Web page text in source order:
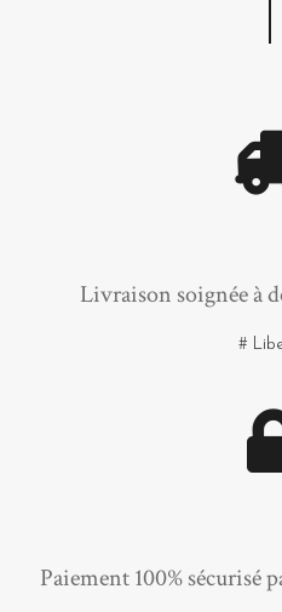
Livraison soignée à
#
Paiement 100% sécurisé